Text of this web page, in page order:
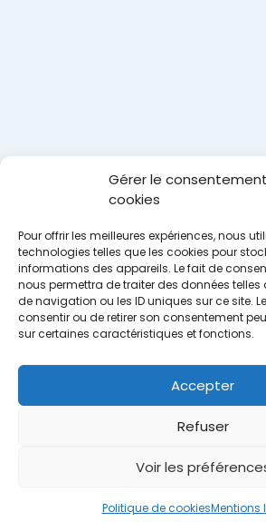
Gérer le
cookies
Pour offrir les meilleures expériences, nous
technologies telles que les cookies pour
informations des appareils. Le fait de
nous permettra de traiter des données
de navigation ou les ID uniques sur ce site.
consentir ou de retirer son consentement
sur certaines caractéristiques et fonctions.
Accepter
Refuser
Voir les
Politique de cookiesMentions
Politique de cookies (UE)